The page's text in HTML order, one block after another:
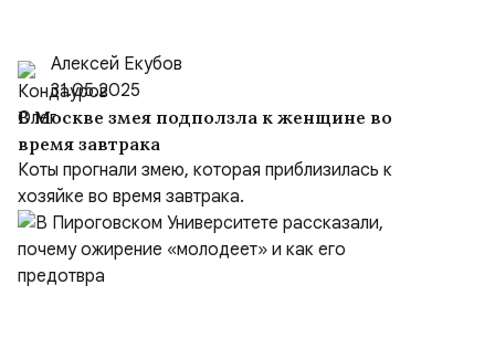
Алексей Екубов
31.05.2025
В Москве змея подползла к женщине во
время завтрака
Коты прогнали змею, которая приблизилась к
хозяйке во время завтрака.